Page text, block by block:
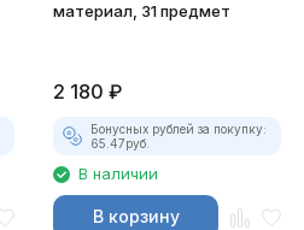
материал, 31 предмет
2 180 ₽
Бонусных рублей за покупку:
65.47руб.
В наличии
В корзину